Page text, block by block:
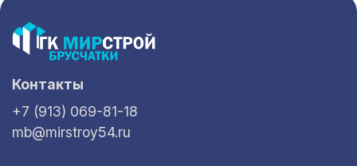
Контакты
+7 (913) 069-81-18
mb@mirstroy54.ru